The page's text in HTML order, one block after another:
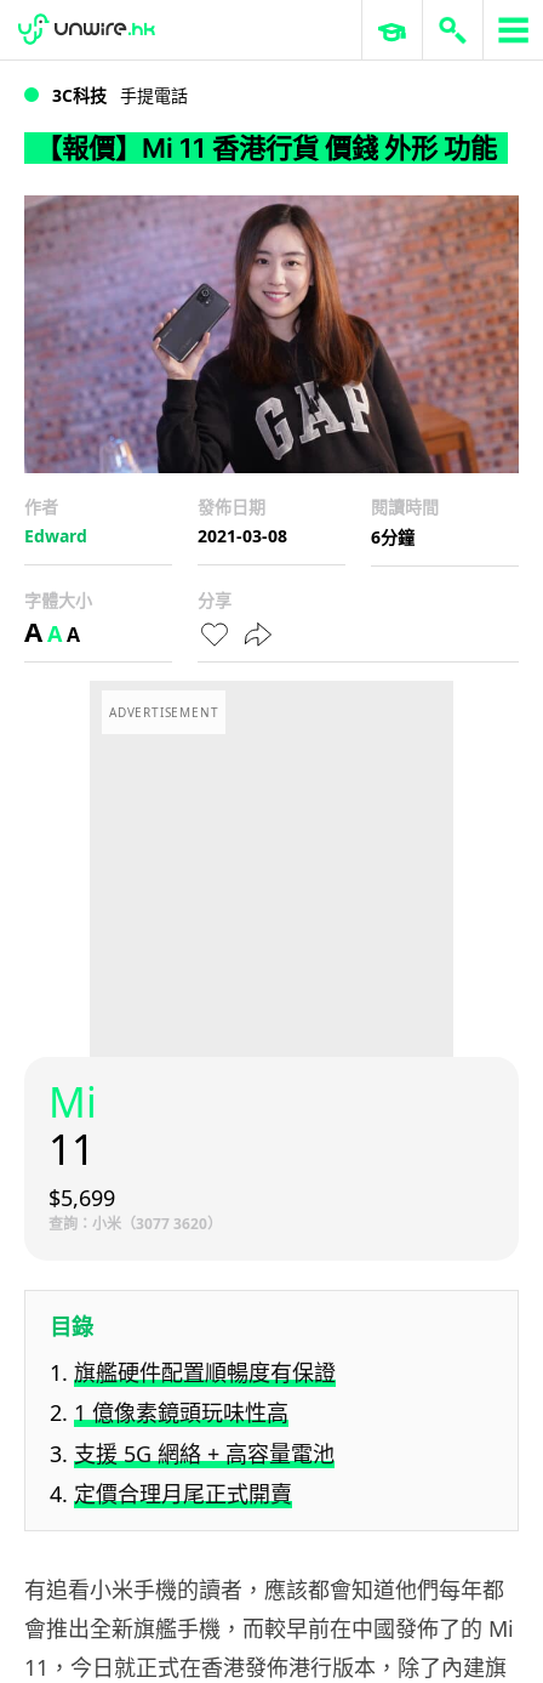
【報價】Mi 11 香港行貨 價錢 外形 功能
WWDC 2026 ERP 與商業 AI
3C科技 手提電話
【報價】Mi 11 香港行貨 價錢 外形 功能
作者
Edward
發佈日期
2021-03-08
閱讀時間
6分鐘
字體大小
AAA
分享
ADVERTISEMENT
Mi
11
$5,699
查詢：小米（3077 3620）
目錄
旗艦硬件配置順暢度有保證
1 億像素鏡頭玩味性高
支援 5G 網絡 + 高容量電池
定價合理月尾正式開賣
有追看小米手機的讀者，應該都會知道他們每年都
會推出全新旗艦手機，而較早前在中國發佈了的 Mi
11，今日就正式在香港發佈港行版本，除了內建旗